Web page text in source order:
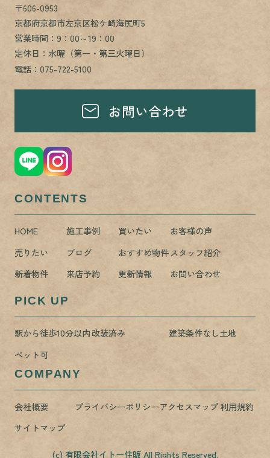
〒606-0953
京都府京都市左京区松ケ崎海尻町5
営業時間：9：00～19：00
定休日：水曜（第一・第三火曜日）
電話：075-722-5100
お問い合わせ
CONTENTS
HOME 施工事例 買いたい
お客様の声
売りたい
ブログ おすすめ物件スタッフ紹介
新着物件
来店予約 更新情報 お問い合わせ
PICK UP
駅から徒歩10分以内改装済み
建築条件なし土地
ペット可
COMPANY
会社概要 プライバシーポリシーアクセスマップ利用規約
サイトマップ
(c) 有限会社イトー住販 All Rights Reserved.